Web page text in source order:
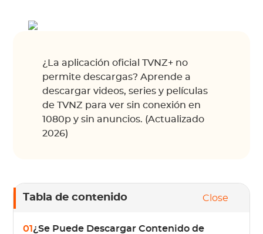
¿La aplicación oficial TVNZ+ no
permite descargas? Aprende a
descargar videos, series y películas
de TVNZ para ver sin conexión en
1080p y sin anuncios. (Actualizado
2026)
Tabla de contenido Close
01 ¿Se Puede Descargar Contenido de